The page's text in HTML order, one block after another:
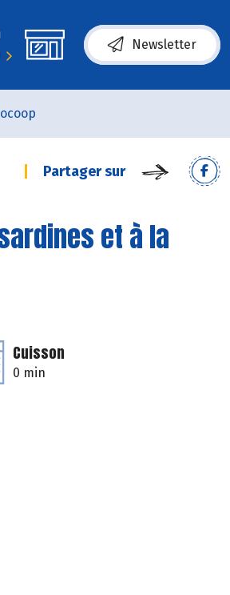
Newsletter
Partager sur
et à la
Cuisson
0 min